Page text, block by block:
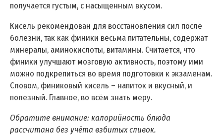
получается густым, с насыщенным вкусом.
Кисель рекомендован для восстановления сил после
болезни, так как финики весьма питательны, содержат
минералы, аминокислоты, витамины. Считается, что
финики улучшают мозговую активность, поэтому ими
можно подкрепиться во время подготовки к экзаменам.
Словом, финиковый кисель – напиток и вкусный, и
полезный. Главное, во всём знать меру.
Обратите внимание: калорийность блюда
рассчитана без учёта взбитых сливок.